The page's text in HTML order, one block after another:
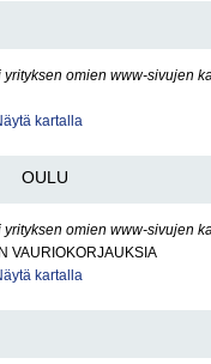
yrityksen omien www-sivujen
kartalla
OULU
yrityksen omien www-sivujen
VAURIOKORJAUKSIA
kartalla